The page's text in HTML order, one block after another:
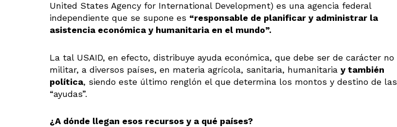
United States Agency for International Development) es una agencia federal
independiente que se supone es “responsable de planificar y administrar la
asistencia económica y humanitaria en el mundo”.
La tal USAID, en efecto, distribuye ayuda económica, que debe ser de carácter no
militar, a diversos países, en materia agrícola, sanitaria, humanitaria y también
política, siendo este último renglón el que determina los montos y destino de las
“ayudas”.
¿A dónde llegan esos recursos y a qué países?